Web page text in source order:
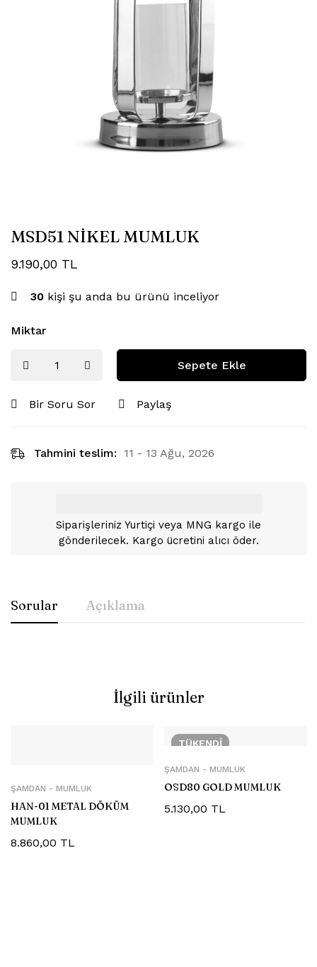
MSD51 NİKEL MUMLUK
9.190,00 TL
30 kişi şu anda bu ürünü inceliyor
Miktar
Sepete Ekle
Bir Soru Sor Paylaş
Tahmini teslim: 11 - 13 Ağu, 2026
Siparişleriniz Yurtiçi veya MNG kargo ile
gönderilecek. Kargo ücretini alıcı öder.
Sorular Açıklama
İlgili ürünler
ŞAMDAN - MUMLUK
HAN-01 METAL DÖKÜM
MUMLUK
8.860,00 TL
TÜKENDI
ŞAMDAN - MUMLUK
OSD80 GOLD MUMLUK
5.130,00 TL